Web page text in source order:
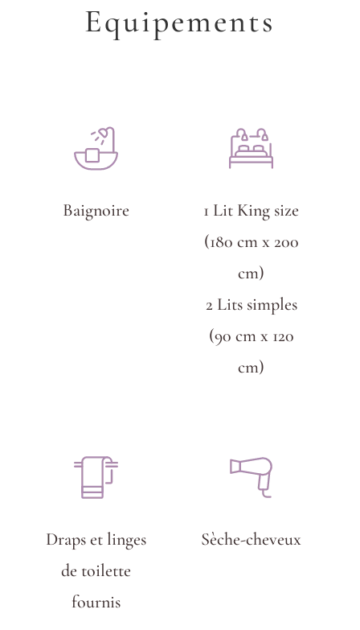
Equipements
Baignoire
1 Lit King size
(180 cm x 200
cm)
2 Lits simples
(90 cm x 120
cm)
Draps et linges
de toilette
fournis
Sèche-cheveux